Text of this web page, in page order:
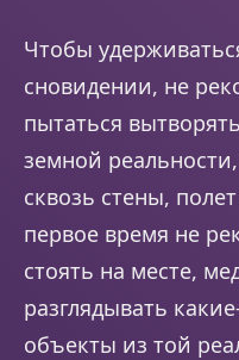
Чтобы
сновидении, не
пытаться
земной
сквозь стены,
первое время не
стоять на месте,
разглядывать
объекты из той